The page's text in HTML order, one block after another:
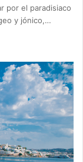
por el paradisiaco
y jónico,…